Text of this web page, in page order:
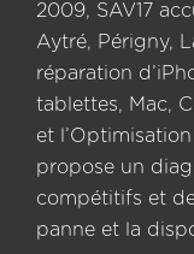
2009, SAV17
Aytré, Périgny,
réparation
tablettes, Mac,
et
propose un
compétitifs et
panne et la